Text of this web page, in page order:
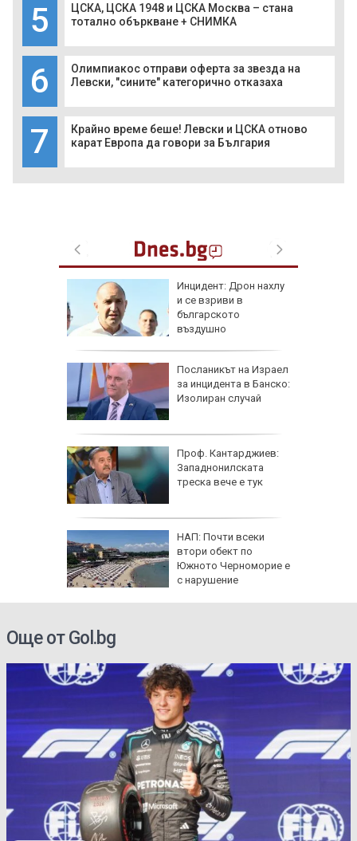
5
ЦСКА, ЦСКА 1948 и ЦСКА Москва – стана
тотално объркване + СНИМКА
6
Олимпиакос отправи оферта за звезда на
Левски, "сините" категорично отказаха
7
Крайно време беше! Левски и ЦСКА отново
карат Европа да говори за България
Инцидент: Дрон нахлу
и се взриви в
българското
въздушно
Посланикът на Израел
за инцидента в Банско:
Изолиран случай
Проф. Кантарджиев:
Западнонилската
треска вече е тук
НАП: Почти всеки
втори обект по
Южното Черноморие е
с нарушение
Още от Gol.bg